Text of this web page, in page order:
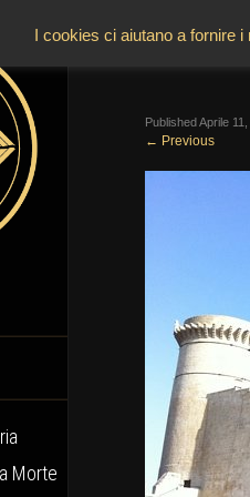
Morte
PublishedAprile
← Previous
I cookies ci aiutano a fornire